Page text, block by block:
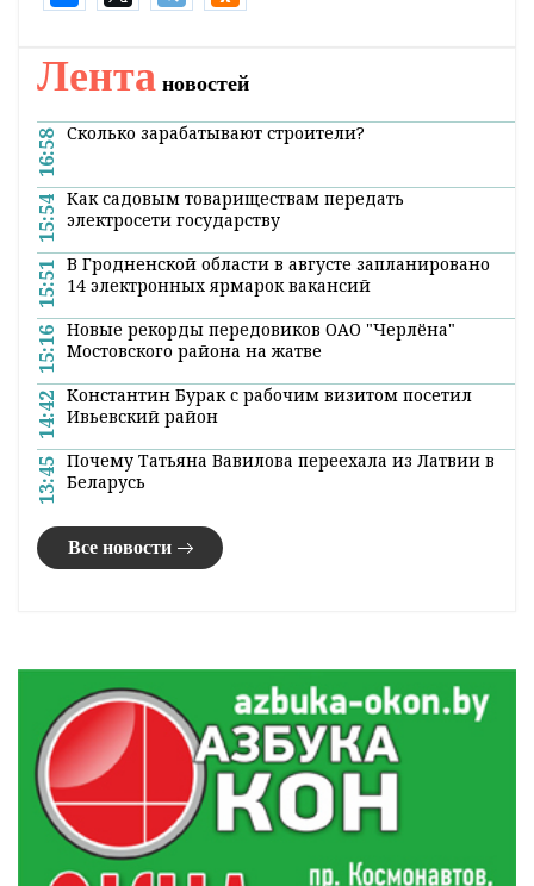
Лента новостей
16:58 Сколько зарабатывают строители?
15:54 Как садовым товариществам передать
электросети государству
15:51 В Гродненской области в августе запланировано
14 электронных ярмарок вакансий
15:16 Новые рекорды передовиков ОАО "Черлёна"
Мостовского района на жатве
14:42 Константин Бурак с рабочим визитом посетил
Ивьевский район
13:45 Почему Татьяна Вавилова переехала из Латвии в
Беларусь
Все новости